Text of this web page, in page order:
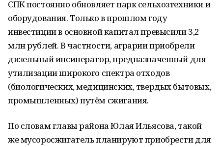
СПК постоянно обновляет парк сельхозтехники и
оборудования. Только в прошлом году
инвестиции в основной капитал превысили 3,2
млн рублей. В частности, аграрии приобрели
дизельный инсинератор, предназначенный для
утилизации широкого спектра отходов
(биологических, медицинских, твердых бытовых,
промышленных) путём сжигания.
По словам главы района Юлая Ильясова, такой
же мусоросжигатель планируют приобрести для